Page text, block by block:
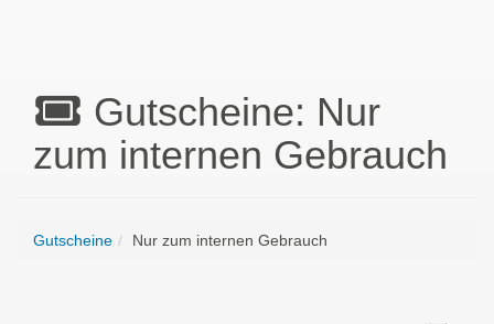
Gutscheine: Nur
zum internen Gebrauch
Gutscheine Nur zum internen Gebrauch